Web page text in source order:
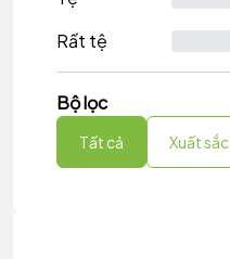
Rất tệ
Bộ lọc
Tất cả Xuất sắc